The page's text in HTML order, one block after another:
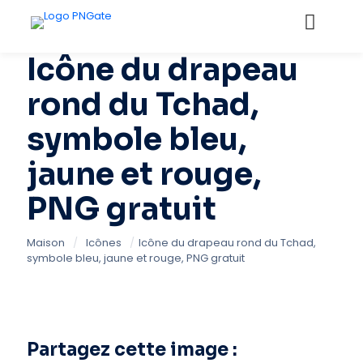
Icône du drapeau
rond du Tchad,
symbole bleu,
jaune et rouge,
PNG gratuit
Maison / Icônes / Icône du drapeau rond du Tchad,
symbole bleu, jaune et rouge, PNG gratuit
Partagez cette image :